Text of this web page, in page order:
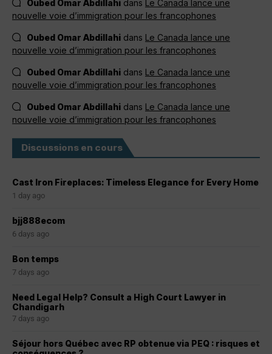
Oubed Omar Abdillahi dans
Le Canada lance une
nouvelle voie d’immigration pour les francophones
Oubed Omar Abdillahi dans Le Canada lance une
nouvelle voie d’immigration pour les francophones
Oubed Omar Abdillahi dans Le Canada lance une
nouvelle voie d’immigration pour les francophones
Oubed Omar Abdillahi dans Le Canada lance une
nouvelle voie d’immigration pour les francophones
Discussions en cours
Cast Iron Fireplaces: Timeless Elegance for Every Home
1 day ago
bjj888ecom
6 days ago
Bon temps
7 days ago
Need Legal Help? Consult a High Court Lawyer in
Chandigarh
7 days ago
Séjour hors Québec avec RP obtenue via PEQ : risques et